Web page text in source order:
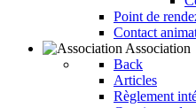
Point de
Contact
Association
Back
Articles
Règlement